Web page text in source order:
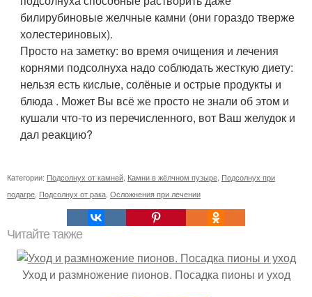
билирубиновые желчные камни (они гораздо тверже
холестериновых).
Просто на заметку: во время очищения и лечения
корнями подсолнуха надо соблюдать жесткую диету:
нельзя есть кислые, солёные и острые продукты и
блюда . Может Вы всё же просто не знали об этом и
кушали что-то из перечисленного, вот Ваш желудок и
дал реакцию?
Категории: Подсолнух от камней Камни в жёлчном пузыре Подсолнух при
подагре Подсолнух от рака Осложнения при лечении
Читайте также
Уход и размножение пионов. Посадка пионы и уход